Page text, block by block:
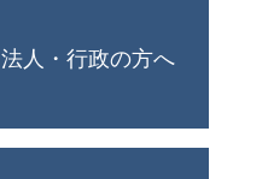
法人・行政の方へ